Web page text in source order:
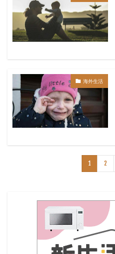
海外生活
1 2